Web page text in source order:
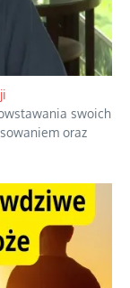
swoich
oraz